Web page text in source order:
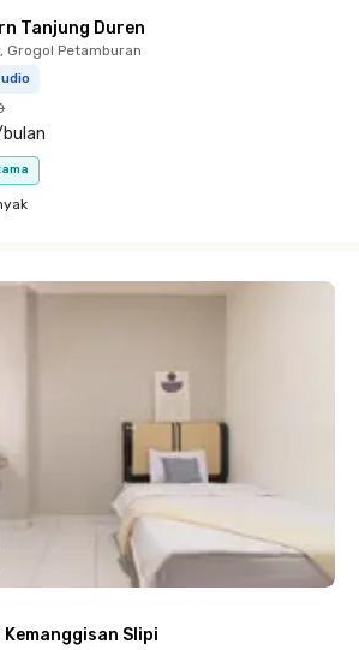
Tanjung Duren
Grogol Petamburan
bulan
Slipi